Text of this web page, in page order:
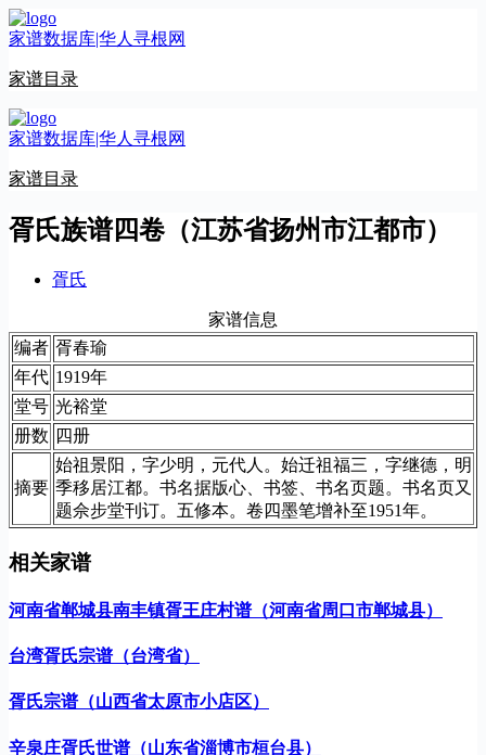
跳
至
容
家谱数据库|华人寻根网
家谱目录
家谱数据库|华人寻根网
家谱目录
胥氏族谱四卷（江苏省扬州市江都市）
胥氏
家谱信息
编者 胥春瑜
年代 1919年
堂号 光裕堂
册数 四册
摘要
始祖景阳，字少明，元代人。始迁祖福三，字继德，明
季移居江都。书名据版心、书签、书名页题。书名页又
题佘步堂刊订。五修本。卷四墨笔增补至1951年。
相关家谱
河南省郸城县南丰镇胥王庄村谱（河南省周口市郸城县）
台湾胥氏宗谱（台湾省）
胥氏宗谱（山西省太原市小店区）
辛泉庄胥氏世谱（山东省淄博市桓台县）